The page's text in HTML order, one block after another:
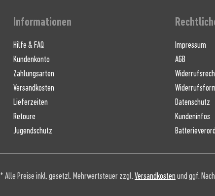
Informationen
Hilfe & FAQ
Kundenkonto
Zahlungsarten
Versandkosten
Lieferzeiten
Retoure
Jugendschutz
Impressum
AGB
Datenschutz
Kundeninfos
* Alle Preise inkl. gesetzl. Mehrwertsteuer zzgl. Versandkosten und ggf.